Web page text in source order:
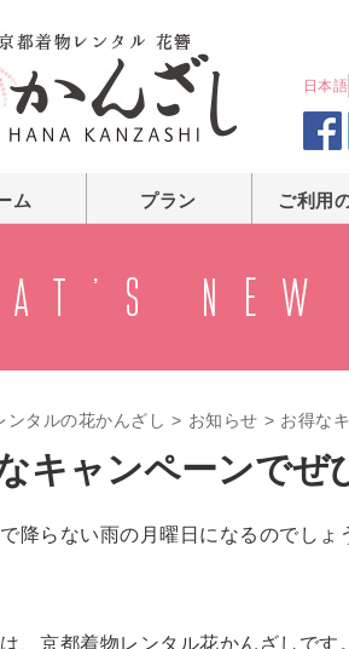
日本語
ム プラン ご利用
ンタルの花かんざし > お知らせ > お得な
キャンペーンでぜ
降らない雨の月曜日になるのでしょ
、京都着物レンタル花かんざしです。